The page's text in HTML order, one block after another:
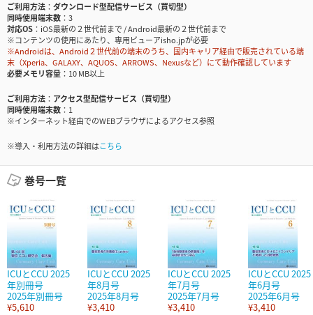
ご利用方法
ダウンロード型配信サービス（買切型）
同時使用端末数
3
対応OS
iOS最新の２世代前まで / Android最新の２世代前まで
※コンテンツの使用にあたり、専用ビューアisho.jpが必要
※Androidは、Android２世代前の端末のうち、国内キャリア経由で販売されている端
末（Xperia、GALAXY、AQUOS、ARROWS、Nexusなど）にて動作確認しています
必要メモリ容量
10 MB以上
ご利用方法
アクセス型配信サービス（買切型）
同時使用端末数
1
※インターネット経由でのWEBブラウザによるアクセス参照
※導入・利用方法の詳細はこちら
巻号一覧
ICUとCCU 2025
年別冊号
2025年別冊号
¥5,610
ICUとCCU 2025
年8月号
2025年8月号
¥3,410
ICUとCCU 2025
年7月号
2025年7月号
¥3,410
ICUとCCU 2025
年6月号
2025年6月号
¥3,410